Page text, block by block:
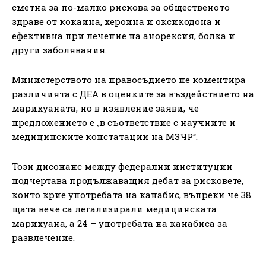
сметна за по-малко рискова за общественото
здраве от кокаина, хероина и оксикодона и
ефективна при лечение на анорексия, болка и
други заболявания.
Министерството на правосъдието не коментира
различията с ДЕА в оценките за въздействието на
марихуаната, но в изявление заяви, че
предложението е „в съответствие с научните и
медицинските констатации на МЗЧР“.
Този дисонанс между федерални институции
подчертава продължаващия дебат за рисковете,
които крие употребата на канабис, въпреки че 38
щата вече са легализирали медицинската
марихуана, а 24 – употребата на канабиса за
развлечение.